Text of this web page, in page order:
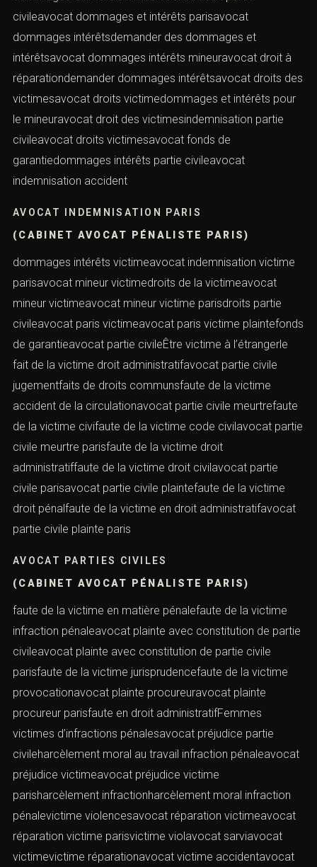
accompagne devant les tribunaux.
avocat constitution de partie civileciviavocat
constitution partie civileavocat constitution partie
civilecomment demander des dommages et
intérêtavocat constitution partie civile parisavocat
défense parties civiles pariscomment se constituer
partie civileavocat défense victimes parisavocat
mineursconstitution partie civileavocat dommages et
intérêts parisavocat dommages intérêtsdemander des
dommages et intérêtsavocat dommages intérêts
mineuravocat droit à réparationdemander dommages
intérêtsavocat droits des victimesavocat droits
victimedommages et intérêts pour le mineuravocat droit
des victimesindemnisation partie civileavocat droits
victimesavocat fonds de garantiedommages intérêts
partie civileavocat indemnisation accident
(CABINET AVOCAT PÉNALISTE PARIS)
dommages intérêts victimeavocat indemnisation
victime parisavocat mineur victimedroits de la
victimeavocat mineur victimeavocat mineur victime
victime à l’étrangerle fait de la victime droit
administratifavocat partie civile jugementfaits de droits
communsfaute de la victime accident de la
circulationavocat partie civile meurtrefaute de la victime
civifaute de la victime code civilavocat partie civile
meurtre parisfaute de la victime droit administratiffaute
de la victime droit civilavocat partie civile parisavocat
partie civile plaintefaute de la victime droit pénalfaute de
la victime en droit administratifavocat partie civile plainte
paris
faute de la victime en matière pénalefaute de la victime